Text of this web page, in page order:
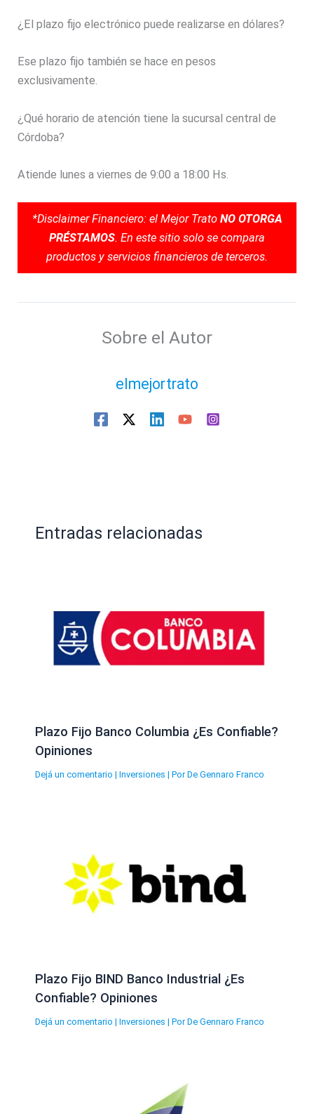
¿El plazo fijo electrónico puede realizarse en dólares?
Ese plazo fijo también se hace en pesos
exclusivamente.
¿Qué horario de atención tiene la sucursal central de
Córdoba?
Atiende lunes a viernes de 9:00 a 18:00 Hs.
*Disclaimer Financiero: el Mejor Trato NO OTORGA
PRÉSTAMOS. En este sitio solo se compara
productos y servicios financieros de terceros.
Sobre el Autor
elmejortrato
Entradas relacionadas
Plazo Fijo Banco Columbia ¿Es Confiable?
Opiniones
Dejá un comentario | Inversiones | Por De Gennaro Franco
Plazo Fijo BIND Banco Industrial ¿Es
Confiable? Opiniones
Dejá un comentario | Inversiones | Por De Gennaro Franco